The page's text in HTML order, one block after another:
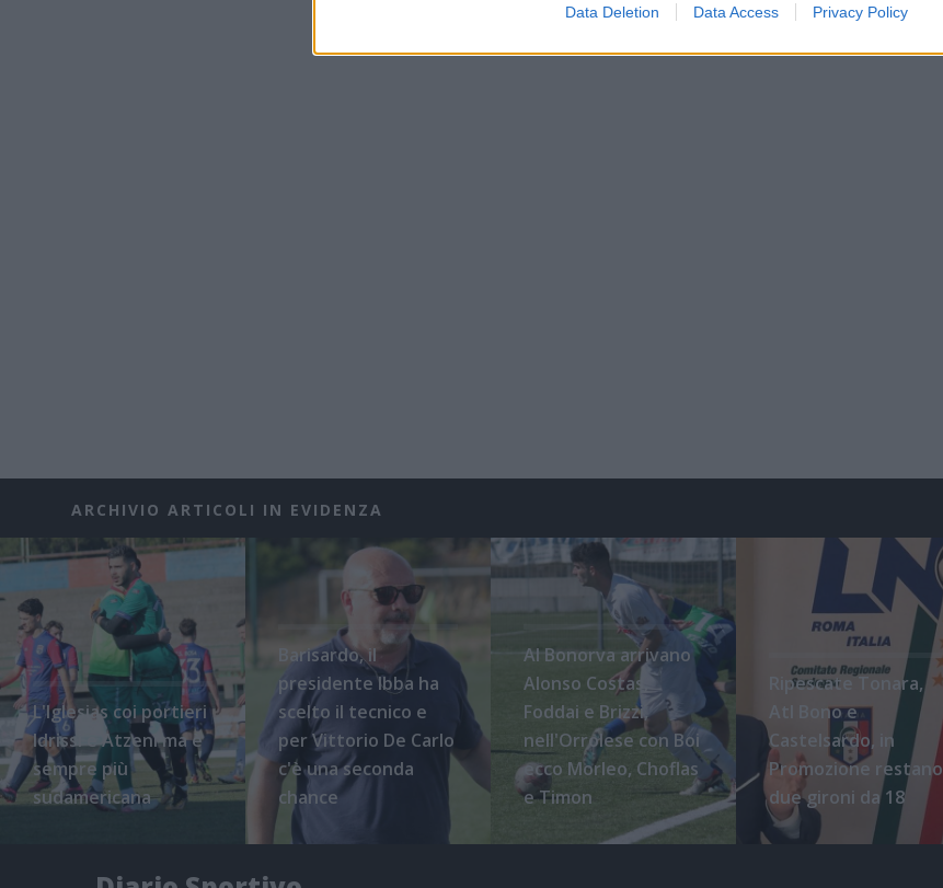
Data Deletion Data Access Privacy Policy
ARCHIVIO ARTICOLI IN EVIDENZA
L'Iglesias coi portieri
Idrissi e Atzeni ma è
sempre più
sudamericana
Barisardo, il
presidente Ibba ha
scelto il tecnico e
per Vittorio De Carlo
c'è una seconda
chance
Al Bonorva arrivano
Alonso Costas,
Foddai e Brizzi,
nell'Orrolese con Boi
ecco Morleo, Choflas
e Timon
Ripescate Tonara,
Atl Bono e
Castelsardo, in
Promozione restano
due gironi da 18